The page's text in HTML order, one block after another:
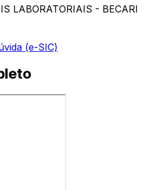
LABORATORIAIS - BECARI
(e-SIC)